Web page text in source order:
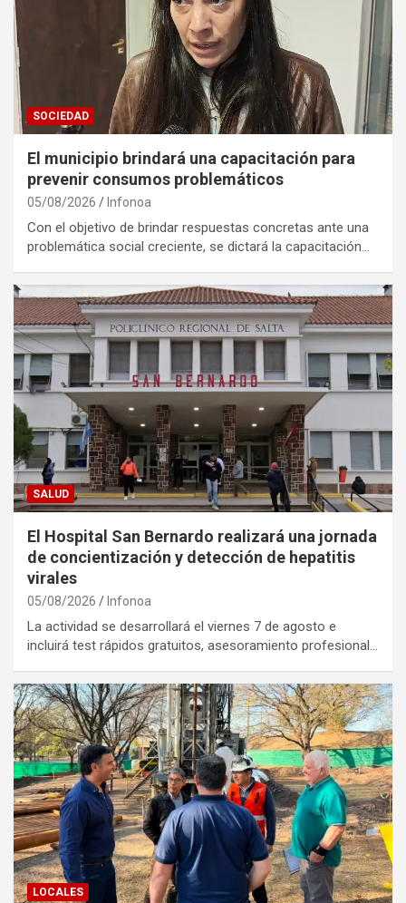
SOCIEDAD
El municipio brindará una capacitación para
prevenir consumos problemáticos
05/08/2026 Infonoa
Con el objetivo de brindar respuestas concretas ante una
problemática social creciente, se dictará la capacitación…
SALUD
El Hospital San Bernardo realizará una jornada
de concientización y detección de hepatitis
virales
05/08/2026 Infonoa
La actividad se desarrollará el viernes 7 de agosto e
incluirá test rápidos gratuitos, asesoramiento profesional…
LOCALES